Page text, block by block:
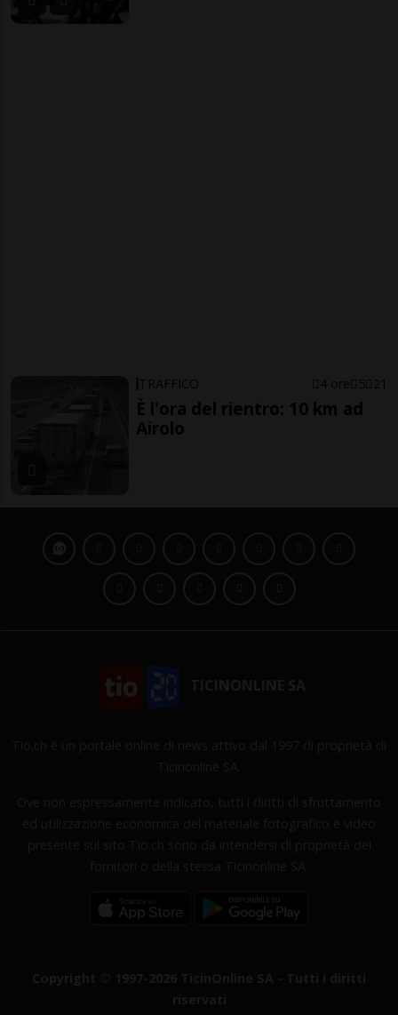
TRAFFICO 4 ore 5 21
È l'ora del rientro: 10 km ad
Airolo